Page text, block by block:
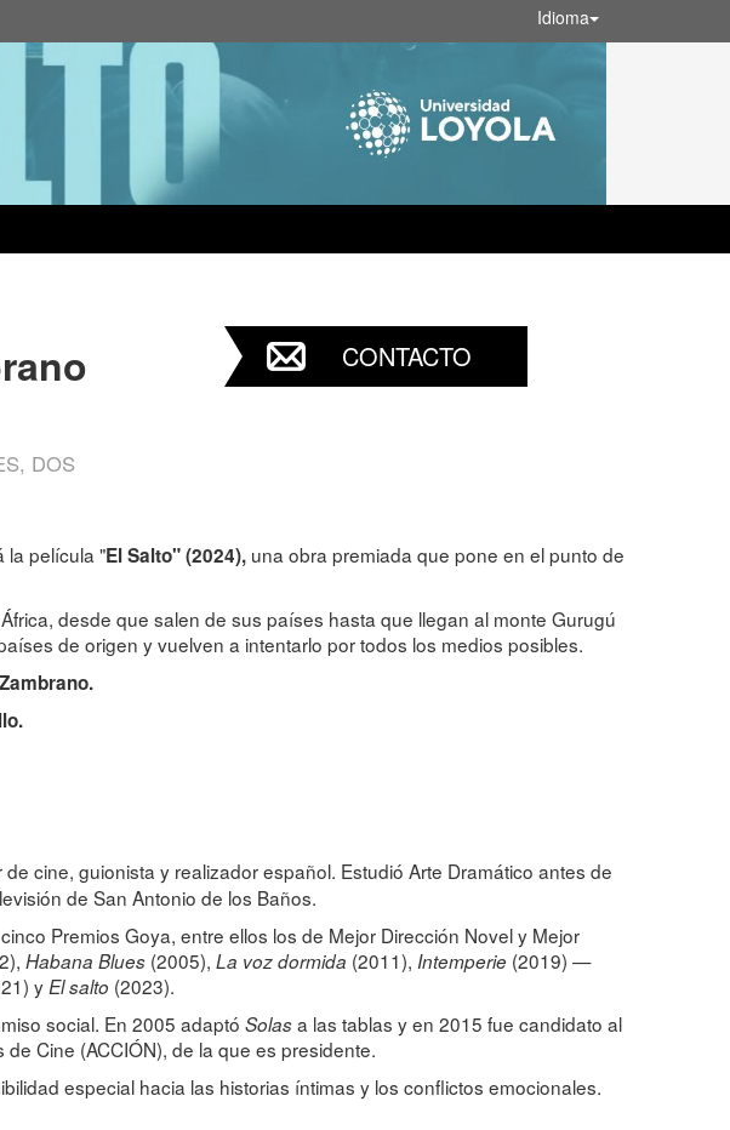
Idioma
DOS
CONTACTO
la película "El Salto" (2024), una obra premiada que pone en el punto de
desde que salen de sus países hasta que llegan al monte Gurugú
de origen y vuelven a intentarlo por todos los medios posibles.
cine, guionista y realizador español. Estudió Arte Dramático antes de
de San Antonio de los Baños.
Premios Goya, entre ellos los de Mejor Dirección Novel y Mejor
Habana Blues (2005), La voz dormida (2011), Intemperie (2019) —
y El salto (2023).
social. En 2005 adaptó Solasa las tablas y en 2015 fue candidato al
Cine (ACCIÓN), de la que es presidente.
especial hacia las historias íntimas y los conflictos emocionales.